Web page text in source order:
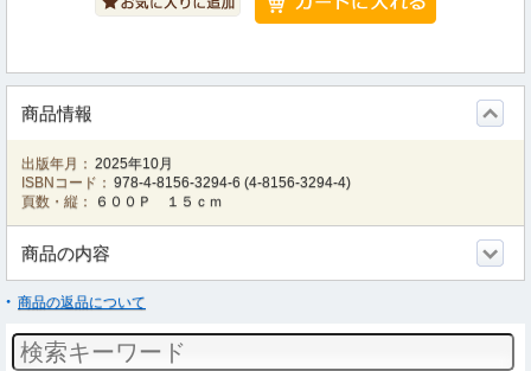
商品情報
出版年月： 2025年10月
ISBNコード： 978-4-8156-3294-6 (4-8156-3294-4)
頁数・縦：
６００Ｐ １５ｃｍ
商品の内容
商品の返品について